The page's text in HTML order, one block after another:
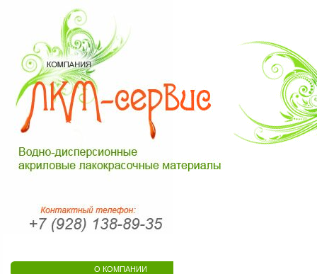
О КОМПАНИИ